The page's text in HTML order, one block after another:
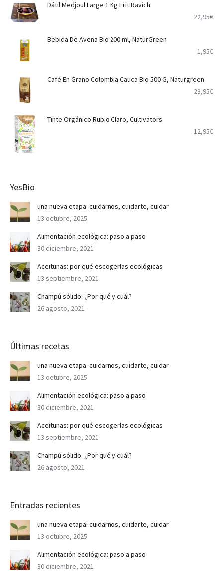
Dátil Medjoul Large 1 Kg Frit Ravich
22,95€
Bebida De Avena Bio 200 ml, NaturGreen
1,95€
Café En Grano Colombia Cauca Bio 500 G, Naturgreen
23,95€
Tinte Orgánico Rubio Claro, Cultivators
12,95€
YesBio
una nueva etapa: cuidarnos, cuidarte, cuidar
13 octubre, 2025
Alimentación ecológica: paso a paso
30 diciembre, 2021
Aceitunas: por qué escogerlas ecológicas
13 septiembre, 2021
Champú sólido: ¿Por qué y cuál?
26 agosto, 2021
Últimas recetas
una nueva etapa: cuidarnos, cuidarte, cuidar
13 octubre, 2025
Alimentación ecológica: paso a paso
30 diciembre, 2021
Aceitunas: por qué escogerlas ecológicas
13 septiembre, 2021
Champú sólido: ¿Por qué y cuál?
26 agosto, 2021
Entradas recientes
una nueva etapa: cuidarnos, cuidarte, cuidar
13 octubre, 2025
Alimentación ecológica: paso a paso
30 diciembre, 2021